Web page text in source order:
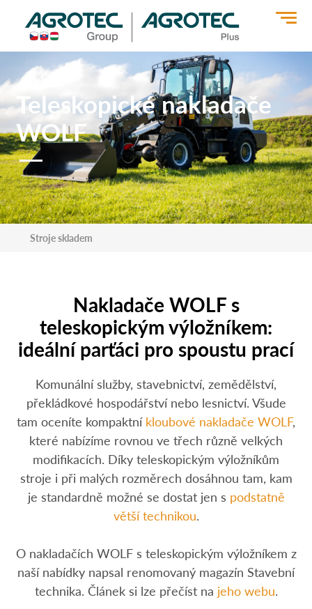
Teleskopické nakladače
WOLF
Stroje skladem
Nakladače WOLF s
teleskopickým výložníkem:
ideální parťáci pro spoustu prací
Komunální služby, stavebnictví, zemědělství,
překládkové hospodářství nebo lesnictví. Všude
tam oceníte kompaktní kloubové nakladače WOLF,
které nabízíme rovnou ve třech různě velkých
modifikacích. Díky teleskopickým výložníkům
stroje i při malých rozměrech dosáhnou tam, kam
je standardně možné se dostat jen s podstatně
větší technikou.
O nakladačích WOLF s teleskopickým výložníkem z
naší nabídky napsal renomovaný magazín Stavební
technika. Článek si lze přečíst na jeho webu.